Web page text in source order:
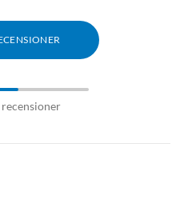
kabel (1,2 m) och nyckelband